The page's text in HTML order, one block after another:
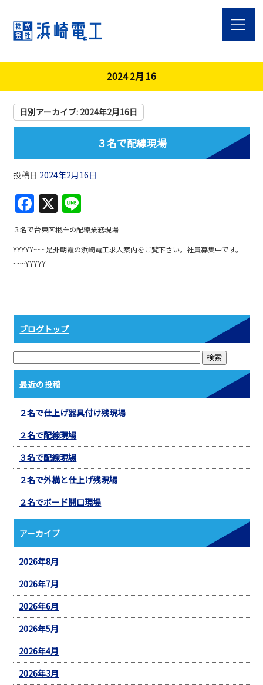
2024 2月 16
日別アーカイブ: 2024年2月16日
３名で配線現場
投稿日 2024年2月16日
F
a
c
e
o
k
X
n
e
３名で台東区根岸の配線業務現場
¥¥¥¥¥~~~是非朝霞の浜崎電工求人案内をご覧下さい。社員募集中です。
~~~¥¥¥¥¥
ブログトップ
最近の投稿
２名で仕上げ器具付け残現場
２名で配線現場
３名で配線現場
２名で外構と仕上げ残現場
２名でボード開口現場
アーカイブ
2026年8月
2026年7月
2026年6月
2026年5月
2026年4月
2026年3月